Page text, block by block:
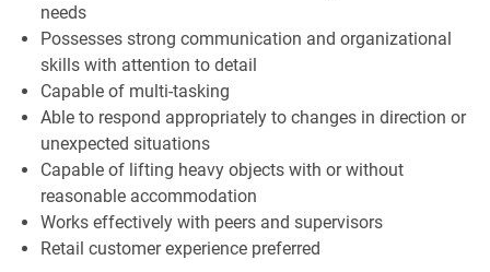
needs
Possesses strong communication and organizational
skills with attention to detail
Capable of multi-tasking
Able to respond appropriately to changes in direction or
unexpected situations
Capable of lifting heavy objects with or without
reasonable accommodation
Works effectively with peers and supervisors
Retail customer experience preferred